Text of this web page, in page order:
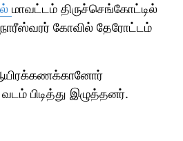
மாவட்டம் திருச்செங்கோட்டில்
கோவில் தேரோட்டம்
பிடித்து இழுத்தனர்.